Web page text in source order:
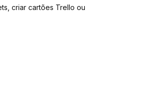
criar cartões Trello ou